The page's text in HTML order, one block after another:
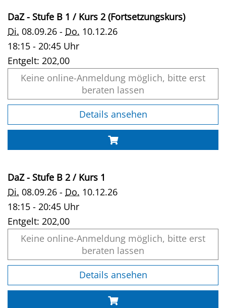
DaZ - Stufe B 1 / Kurs 2 (Fortsetzungskurs)
Di. 08.09.26 - Do. 10.12.26
18:15 - 20:45 Uhr
Entgelt: 202,00
Keine online-Anmeldung möglich, bitte erst
beraten lassen
Details ansehen
DaZ - Stufe B 2 / Kurs 1
Di. 08.09.26 - Do. 10.12.26
18:15 - 20:45 Uhr
Entgelt: 202,00
Keine online-Anmeldung möglich, bitte erst
beraten lassen
Details ansehen